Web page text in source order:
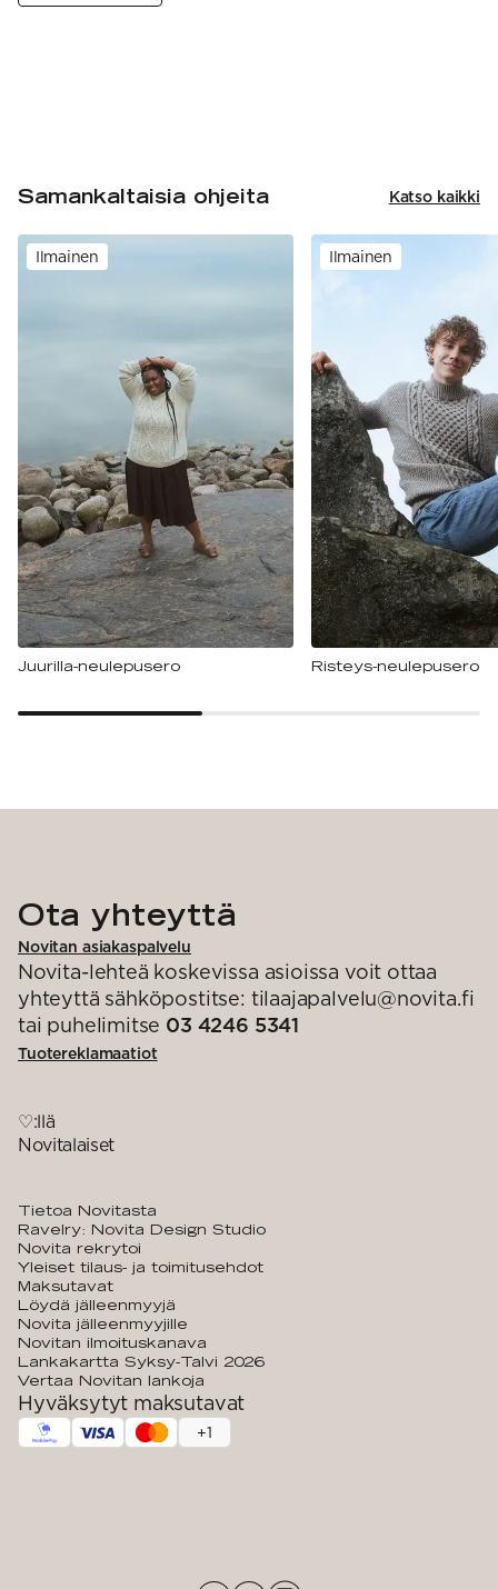
Samankaltaisia ohjeita Katso kaikki
Ilmainen
Juurilla-neulepusero
Ilmainen
Risteys-neulepusero
Ota yhteyttä
Novitan asiakaspalvelu
Novita-lehteä koskevissa asioissa voit ottaa
yhteyttä sähköpostitse: tilaajapalvelu@novita.fi
tai puhelimitse 03 4246 5341
Tuotereklamaatiot
♡:llä
Novitalaiset
Tietoa Novitasta
Ravelry: Novita Design Studio
Novita rekrytoi
Yleiset tilaus- ja toimitusehdot
Maksutavat
Löydä jälleenmyyjä
Novita jälleenmyyjille
Novitan ilmoituskanava
Lankakartta Syksy-Talvi 2026
Vertaa Novitan lankoja
Hyväksytyt maksutavat
+1